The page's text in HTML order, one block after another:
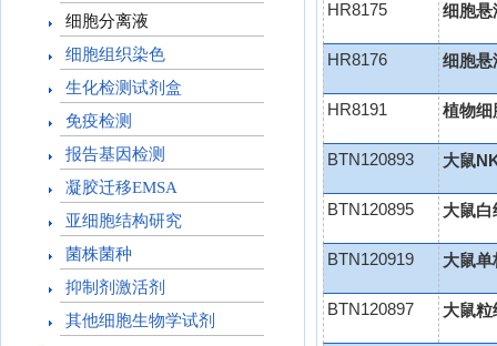
细胞分离液
细胞组织染色
生化检测试剂盒
免疫检测
报告基因检测
凝胶迁移EMSA
亚细胞结构研究
菌株菌种
抑制剂激活剂
其他细胞生物学试剂
HR8175 细胞悬
HR8176 细胞悬
HR8191 植物细
BTN120893 大鼠
BTN120895 大鼠白
BTN120919 大鼠单
BTN120897 大鼠粒